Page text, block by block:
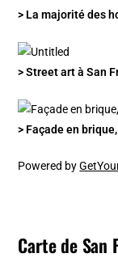
> La majorité des
> Street art à San
> Façade en
Powered by
Carte de San